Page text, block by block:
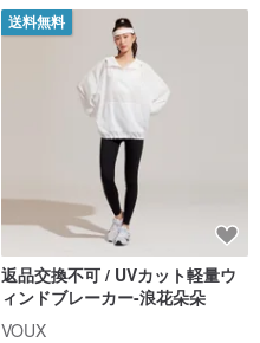
送料無料
返品交換不可 / UVカット軽量ウ
ィンドブレーカー-浪花朵朵
VOUX